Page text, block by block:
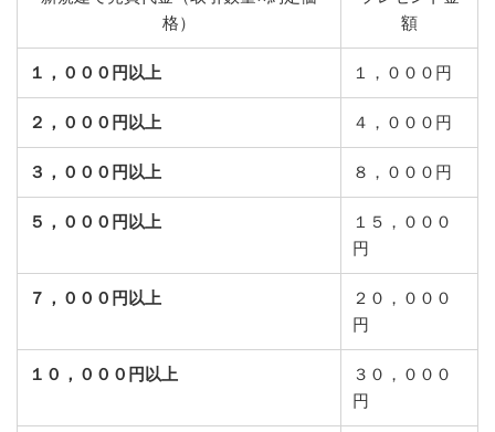
格）
額
１，０００円以上 １，０００円
２，０００円以上 ４，０００円
３，０００円以上 ８，０００円
５，０００円以上
１５，０００
円
７，０００円以上
２０，０００
円
１０，０００円以上
３０，０００
円